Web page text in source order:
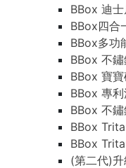
BBox 迪
BBox四合
BBox多功
BBox 不
BBox 寶
BBox 專
BBox 不
BBox
BBox
(第二代)